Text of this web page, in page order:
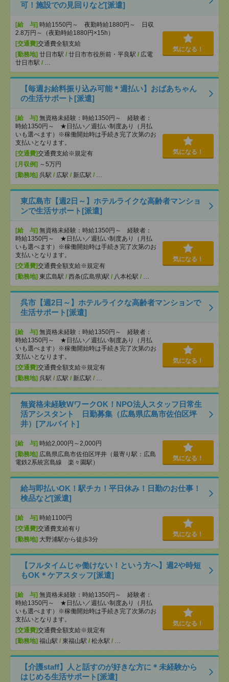
可！施設での見回りなど[派遣]
[給 与] 時給1550円～ 夜勤時給1880円～ 日収
2.8万円～（夜勤時給1880円×15h）
[交通費]交通費全額支給
[勤務地] 廿日市駅 / 廿日市市役所前・平良駅 / 広電
廿日市駅 / …
気になる！
【毎週お給料振り込み可能＊週払い】おばあちゃん
の生活サポート[派遣]
[給 与] 無資格未経験：時給1350円～ 経験者：
時給1350円～ ★日払い／週払い制度あり（月払
いも選べます）※稼働開始時は手続き完了次第のお
支払いとなります。
[交通費]交通費支給※規定有
[月収例] ～5万円
[勤務地] 呉駅 / 広駅 / 新広駅 / …
気になる！
東広島市【週2日～】ホテルライクな高齢者マンショ
ンで生活サポート[派遣]
[給 与] 無資格未経験：時給1350円～ 経験者：
時給1350円～ ★日払い／週払い制度あり（月払
いも選べます）※稼働開始時は手続き完了次第のお
支払いとなります。
[交通費]交通費全額支給※規定有
[勤務地] 東広島駅 / 西条(広島県)駅 / 八本松駅 / …
気になる！
呉市【週2日～】ホテルライクな高齢者マンションで
生活サポート[派遣]
[給 与] 無資格未経験：時給1350円～ 経験者：
時給1350円～ ★日払い／週払い制度あり（月払
いも選べます）※稼働開始時は手続き完了次第のお
支払いとなります。
[交通費]交通費全額支給※規定有
[勤務地] 呉駅 / 広駅 / 新広駅 / …
気になる！
無資格未経験WワークOK！NPO法人スタッフ日常生
活アシスタント 日勤募集（広島県広島市佐伯区坪
井）[アルバイト]
[給 与] 時給2,000円～2,000円
[勤務地] 広島県広島市佐伯区坪井（最寄り駅：広島
電鉄2系統宮島線 楽々園駅）
気になる！
給与即払いOK！駅チカ！平日休み！日勤のお仕事！
検品など[派遣]
[給 与] 時給1100円
[交通費]交通費支給有り
[勤務地] 大野浦駅から徒歩3分
気になる！
【フルタイムじゃ働けない！という方へ】週2や時短
もOK＊ケアスタッフ[派遣]
[給 与] 無資格未経験：時給1350円～ 経験者：
時給1350円～ ★日払い／週払い制度あり（月払
いも選べます）※稼働開始時は手続き完了次第のお
支払いとなります。
[交通費]交通費全額支給※規定有
[勤務地] 福山駅 / 東福山駅 / 松永駅 / …
気になる！
【介護staff】人と話すのが好きな方に＊未経験から
はじめる生活サポート[派遣]